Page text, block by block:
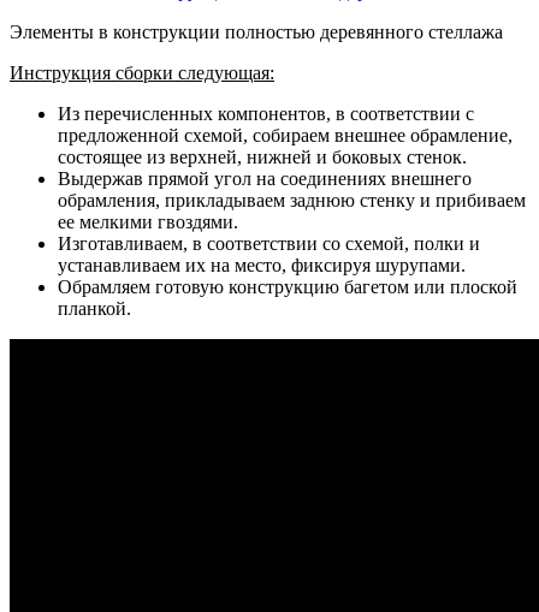
Элементы в конструкции полностью деревянного стеллажа
Инструкция сборки следующая:
Из перечисленных компонентов, в соответствии с
предложенной схемой, собираем внешнее обрамление,
состоящее из верхней, нижней и боковых стенок.
Выдержав прямой угол на соединениях внешнего
обрамления, прикладываем заднюю стенку и прибиваем
ее мелкими гвоздями.
Изготавливаем, в соответствии со схемой, полки и
устанавливаем их на место, фиксируя шурупами.
Обрамляем готовую конструкцию багетом или плоской
планкой.